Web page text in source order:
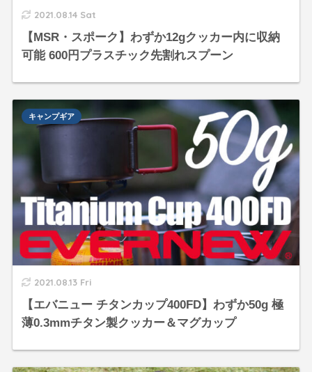
2021.08.14 Sat
【MSR・スポーク】わずか12gクッカー内に収納
可能 600円プラスチック先割れスプーン
2021.08.13 Fri
【エバニュー チタンカップ400FD】わずか50g 極
薄0.3mmチタン製クッカー＆マグカップ
キャンプギア